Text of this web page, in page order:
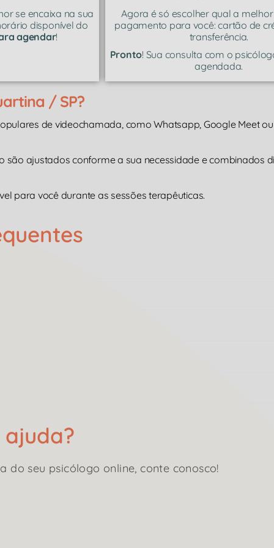
se encaixa na sua
disponível do
agendar!
Agora é só escolher qual a
pagamento para você: cartão de
transferência.
Pronto! Sua consulta com o
agendada.
/ SP?
de videochamada, como Whatsapp, Google Meet
ajustados conforme a sua necessidade e combinados
para você durante as sessões terapêuticas.
ajuda?
do seu psicólogo online, conte conosco!